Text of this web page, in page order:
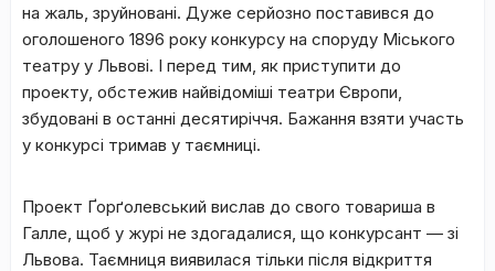
на жаль, зруйновані. Дуже серйозно поставився до
оголошеного 1896 року конкурсу на споруду Міського
театру у Львові. І перед тим, як приступити до
проекту, обстежив найвідоміші театри Європи,
збудовані в останні десятиріччя. Бажання взяти участь
у конкурсі тримав у таємниці.
Проект Ґорґолевський вислав до свого товариша в
Галле, щоб у журі не здогадалися, що конкурсант — зі
Львова. Таємниця виявилася тільки після відкриття